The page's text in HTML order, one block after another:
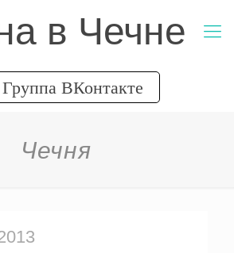
в Чечне
Группа ВКонтакте
Чечня